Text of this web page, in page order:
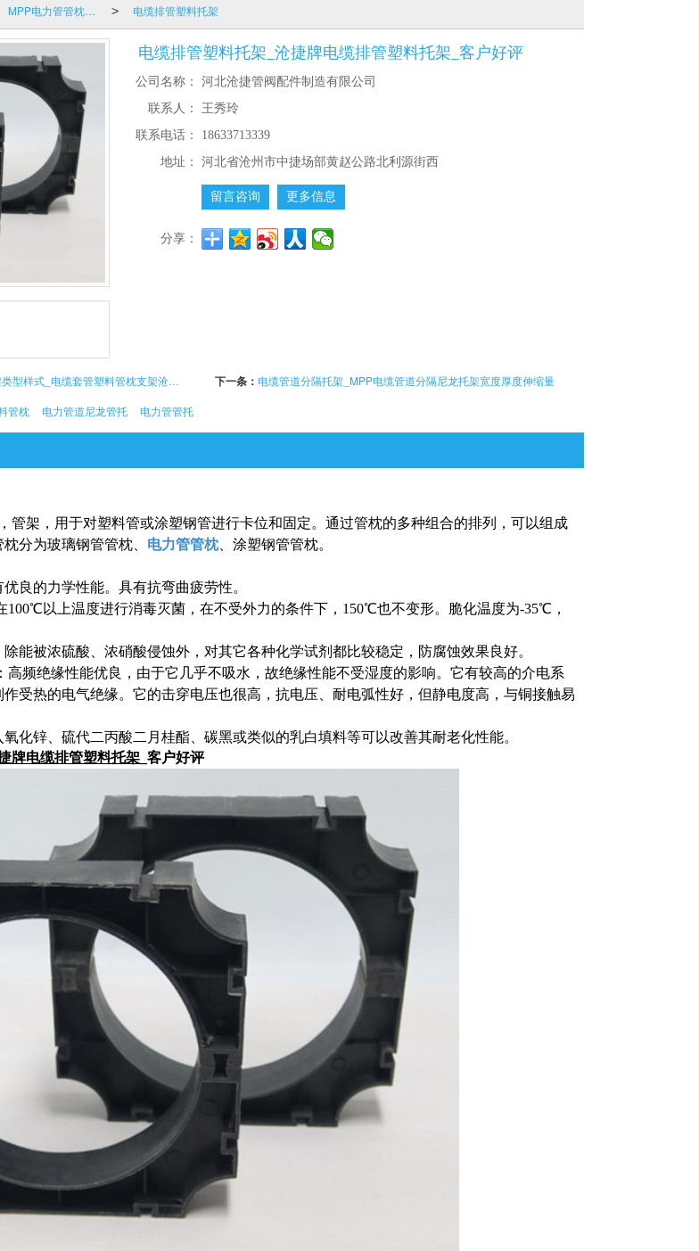
MPP电力管管枕管托尼龙支架 > 电缆排管塑料托架
电缆排管塑料托架_沧捷牌电缆排管塑料托架_客户好评
公司名称：
河北沧捷管阀配件制造有限公司
联系人：
王秀玲
联系电话：
18633713339
地址：
河北省沧州市中捷场部黄赵公路北利源街西
留言咨询 更多信息
分享：
电缆套管管枕支架_电缆套管管枕支架类型样式_电缆套管塑料管枕支架沧捷制造 下一条： 电缆管道分隔托架_MPP电缆管道分隔尼龙托架宽度厚度伸缩量
管枕 电力管道尼龙管托 电力管管托
管架，用于对塑料管或涂塑钢管进行卡位和固定。通过管枕的多种组合的排列，可以组成
分为玻璃钢管管枕、 电力管管枕、涂塑钢管管枕。
良的力学性能。具有抗弯曲疲劳性。
100℃以上温度进行消毒灭菌，在不受外力的条件下，150℃也不变形。脆化温度为-35℃，
能被浓硫酸、浓硝酸侵蚀外，对其它各种化学试剂都比较稳定，防腐蚀效果良好。
高频绝缘性能优良，由于它几乎不吸水，故绝缘性能不受湿度的影响。它有较高的介电系
受热的电气绝缘。它的击穿电压也很高，抗电压、耐电弧性好，但静电度高，与铜接触易
化锌、硫代二丙酸二月桂酯、碳黑或类似的乳白填料等可以改善其耐老化性能。
牌电缆排管塑料托架 _客户好评